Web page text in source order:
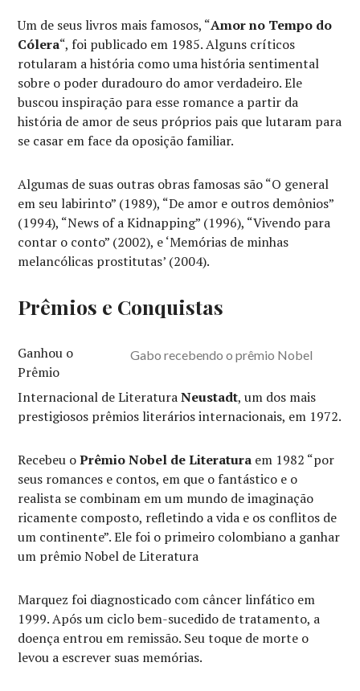
Um de seus livros mais famosos, “Amor no Tempo do
Cólera“, foi publicado em 1985. Alguns críticos
rotularam a história como uma história sentimental
sobre o poder duradouro do amor verdadeiro. Ele
buscou inspiração para esse romance a partir da
história de amor de seus próprios pais que lutaram para
se casar em face da oposição familiar.
Algumas de suas outras obras famosas são “O general
em seu labirinto” (1989), “De amor e outros demônios”
(1994), “News of a Kidnapping” (1996), “Vivendo para
contar o conto” (2002), e ‘Memórias de minhas
melancólicas prostitutas’ (2004).
Prêmios e Conquistas
Gabo recebendo o prêmio Nobel
Ganhou o
Prêmio
Internacional de LiteraturaNeustadt, um dos mais
prestigiosos prêmios literários internacionais, em 1972.
Recebeu oPrêmio Nobel de Literatura em 1982 “por
seus romances e contos, em que o fantástico e o
realista se combinam em um mundo de imaginação
ricamente composto, refletindo a vida e os conflitos de
um continente”. Ele foi o primeiro colombiano a ganhar
um prêmio Nobel de Literatura
Marquez foi diagnosticado com câncer linfático em
1999. Após um ciclo bem-sucedido de tratamento, a
doença entrou em remissão. Seu toque de morte o
levou a escrever suas memórias.